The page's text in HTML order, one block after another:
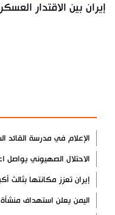
إيران بين الاقتدار
الإعلام في مدرسة القائد
الاحتلال الصهيوني يواصل
إيران تعزز مكانتها بثالث
اليمن يعلن استهداف